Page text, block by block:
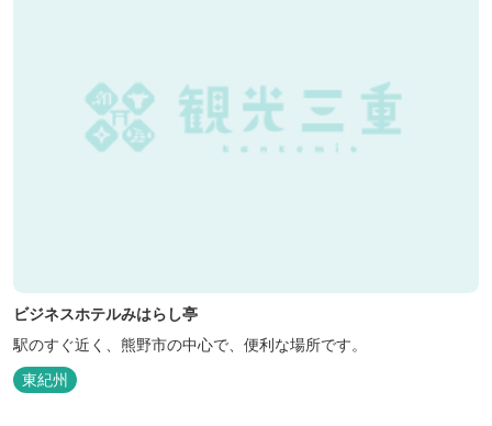
ビジネスホテルみはらし亭
駅のすぐ近く、熊野市の中心で、便利な場所です。
東紀州